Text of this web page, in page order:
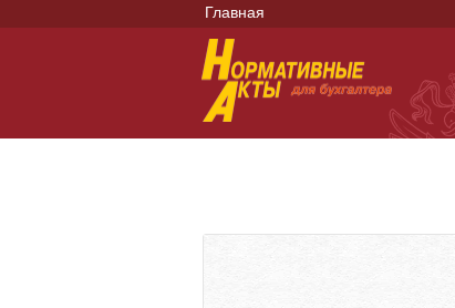
Главная